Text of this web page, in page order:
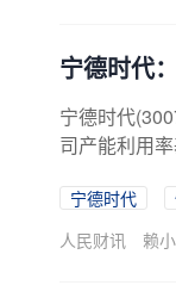
宁德时代
宁德时代
司产能利用
宁德时代
人民财讯
赖